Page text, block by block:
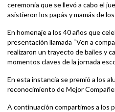
ceremonia que se llevó a cabo el
asistieron los papás y mamás de
En homenaje a los 40 años que
presentación llamada “Ven a
realizaron un trayecto de bailes y
momentos claves de la jornada
En esta instancia se premió a los
reconocimiento de Mejor
A continuación compartimos a los